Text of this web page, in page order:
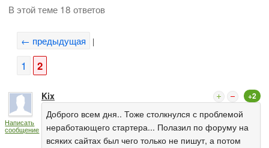
В этой теме 18 ответов
← предыдущая |
1 2
Написать
сообщение
Kix +2
Доброго всем дня.. Тоже столкнулся с проблемой
неработающего стартера... Полазил по форуму на
всяких сайтах был чего только не пишут, а потом